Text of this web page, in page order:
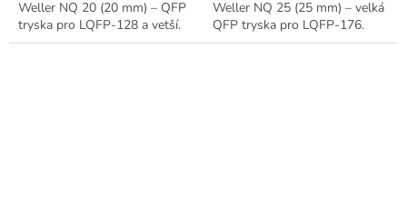
Weller NQ 20 (20 mm) – QFP
tryska pro LQFP-128 a vetší.
Weller NQ 25 (25 mm) – velká
QFP tryska pro LQFP-176.